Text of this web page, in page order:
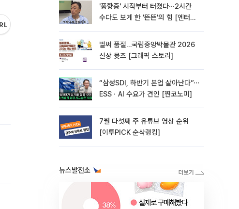
'풍향중' 시작부터 터졌다⋯2시간
수다도 보게 한 '뜬뜬'의 힘 [엔터로
벌써 품절…국립중앙박물관 2026
신상 뮷즈 [그래픽 스토리]
“삼성SDI, 하반기 본업 살아난다”⋯
ESSㆍAI 수요가 견인 [찐코노미]
7월 다섯째 주 유튜브 영상 순위
[이투PICK 순삭랭킹]
뉴스발전소